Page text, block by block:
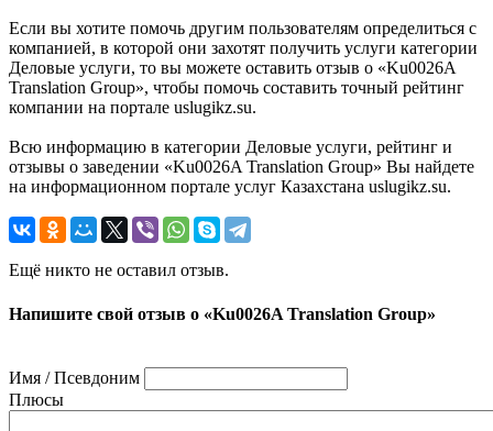
Если вы хотите помочь другим пользователям определиться с
компанией, в которой они захотят получить услуги категории
Деловые услуги, то вы можете оставить отзыв о «Ku0026A
Translation Group», чтобы помочь составить точный рейтинг
компании на портале uslugikz.su.
Всю информацию в категории Деловые услуги, рейтинг и
отзывы о заведении «Ku0026A Translation Group» Вы найдете
на информационном портале услуг Казахстана uslugikz.su.
Ещё никто не оставил отзыв.
Напишите свой отзыв о «Ku0026A Translation Group»
Имя / Псевдоним
Плюсы